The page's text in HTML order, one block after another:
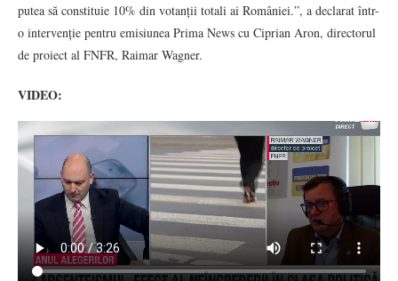
putea să constituie 10% din votanții totali ai României.”, a declarat într-
o intervenție pentru emisiunea Prima News cu Ciprian Aron, directorul
de proiect al FNFR, Raimar Wagner.
VIDEO: